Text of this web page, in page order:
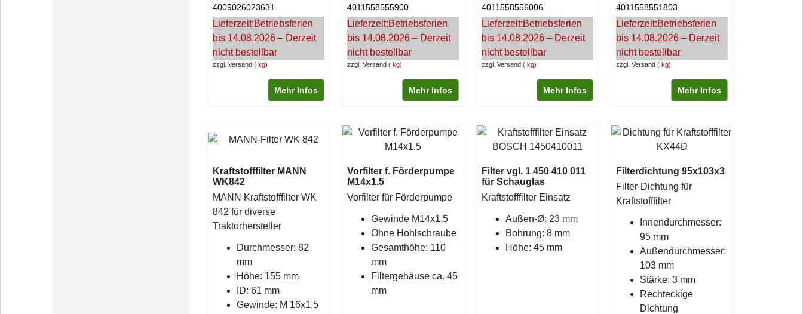
zzgl. Versand kg
4009026023631
Lieferzeit:Betriebsferien
bis 14.08.2026 – Derzeit
nicht bestellbar
Mehr Infos
zzgl. Versand kg
4011558555900
Lieferzeit:Betriebsferien
bis 14.08.2026 – Derzeit
nicht bestellbar
Mehr Infos
zzgl. Versand kg
4011558556006
Lieferzeit:Betriebsferien
bis 14.08.2026 – Derzeit
nicht bestellbar
Mehr Infos
zzgl. Versand kg
4011558551803
Lieferzeit:Betriebsferien
bis 14.08.2026 – Derzeit
nicht bestellbar
Mehr Infos
Kraftstofffilter MANN
WK842
MANN Kraftstofffilter WK
842 für diverse
Traktorhersteller
Durchmesser: 82
mm
Höhe: 155 mm
ID: 61 mm
Gewinde: M 16x1,5
Vorfilter f. Förderpumpe
M14x1.5
Vorfilter für Förderpumpe
Gewinde M14x1.5
Ohne Hohlschraube
Gesamthöhe: 110
mm
Filtergehäuse ca. 45
mm
Filter vgl. 1 450 410 011
für Schauglas
Kraftstofffilter Einsatz
Außen-Ø: 23 mm
Bohrung: 8 mm
Höhe: 45 mm
Filterdichtung 95x103x3
Filter-Dichtung für
Kraftstofffilter
Innendurchmesser:
95 mm
Außendurchmesser:
103 mm
Stärke: 3 mm
Rechteckige
Dichtung